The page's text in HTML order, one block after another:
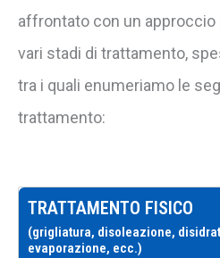
affrontato con un
vari stadi di trattamento,
tra i quali enumeriamo le
trattamento:
TRATTAMENTO FISICO
(grigliatura, disoleazione,
evaporazione, ecc.)